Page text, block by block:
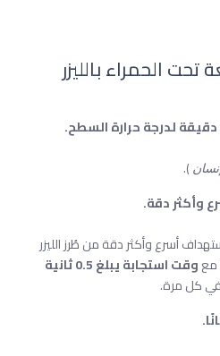
الحمراء بالليزر
لدرجة حرارة السطح.
).
وأكثر دقة.
أسرع وأكثر دقة من طُرز الليزر
معوقت استجابة يبلغ 0.5 ثانية
كل مرة.